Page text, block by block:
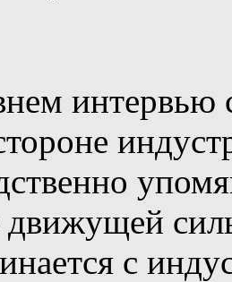
интервью
движущей
с